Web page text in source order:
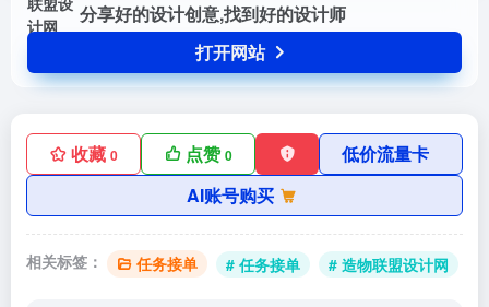
分享好的设计创意,找到好的设计师
打开网站
收藏 0 点赞0
低价流量卡
AI账号购买
相关标签： 任务接单 # 任务接单 # 造物联盟设计网